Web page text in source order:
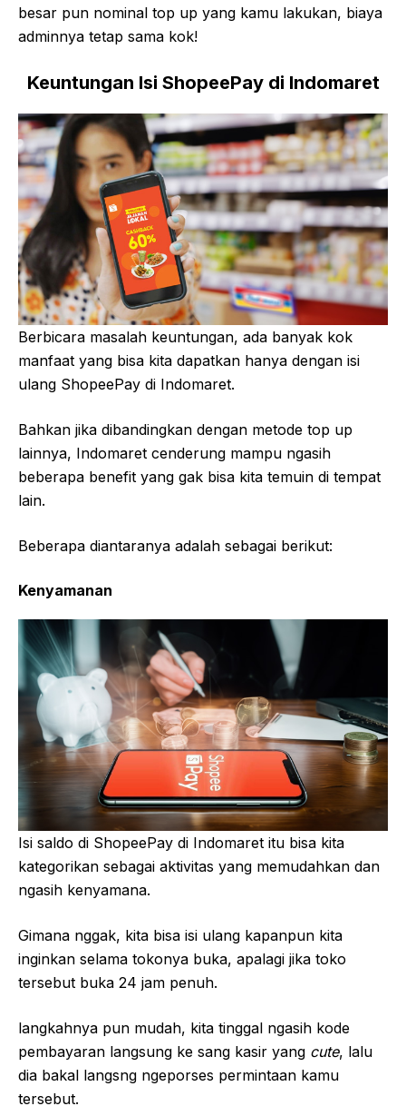
besar pun nominal top up yang kamu lakukan, biaya
adminnya tetap sama kok!
Keuntungan Isi ShopeePay di Indomaret
Berbicara masalah keuntungan, ada banyak kok
manfaat yang bisa kita dapatkan hanya dengan isi
ulang ShopeePay di Indomaret.
Bahkan jika dibandingkan dengan metode top up
lainnya, Indomaret cenderung mampu ngasih
beberapa benefit yang gak bisa kita temuin di tempat
lain.
Beberapa diantaranya adalah sebagai berikut:
Kenyamanan
Isi saldo di ShopeePay di Indomaret itu bisa kita
kategorikan sebagai aktivitas yang memudahkan dan
ngasih kenyamana.
Gimana nggak, kita bisa isi ulang kapanpun kita
inginkan selama tokonya buka, apalagi jika toko
tersebut buka 24 jam penuh.
langkahnya pun mudah, kita tinggal ngasih kode
pembayaran langsung ke sang kasir yang cute, lalu
dia bakal langsng ngeporses permintaan kamu
tersebut.